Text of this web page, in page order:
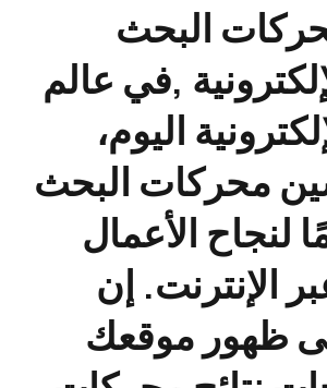
البحث
,في عالم
اليوم،
محركات البحث
لنجاح الأعمال
الإنترنت. إن
ظهور موقعك